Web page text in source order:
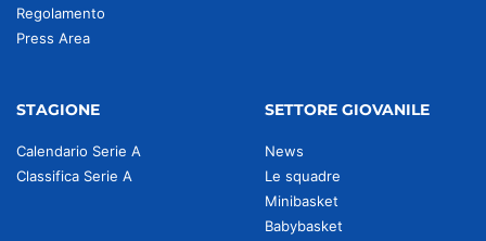
Regolamento
Press Area
STAGIONE
Calendario Serie A
Classifica Serie A
SETTORE GIOVANILE
News
Le squadre
Minibasket
Babybasket